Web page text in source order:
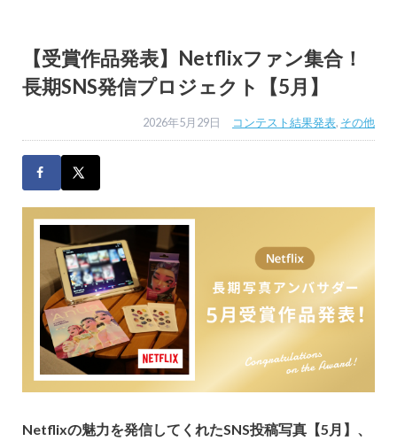
【受賞作品発表】Netflixファン集合！
長期SNS発信プロジェクト【5月】
2026年5月29日 コンテスト結果発表, その他
Netflixの魅力を発信してくれたSNS投稿写真【5月】、